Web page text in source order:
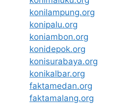
konilampung.org
konipalu.org
koniambon.org
konidepok.org
konisurabaya.org
konikalbar.org
faktamedan.org
faktamalang.org